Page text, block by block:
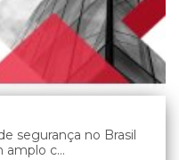
segurança no Brasil
amplo c...